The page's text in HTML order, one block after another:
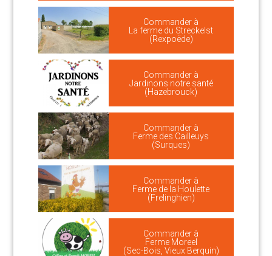
Commander à
La ferme du Streckelst
(Rexpoëde)
Commander à
Jardinons notre santé
(Hazebrouck)
Commander à
Ferme des Cailleuys
(Surques)
Commander à
Ferme de la Houlette
(Frelinghien)
Commander à
Ferme Moreel
(Sec-Bois, Vieux Berquin)